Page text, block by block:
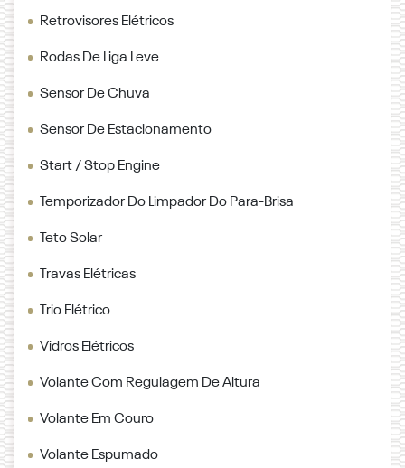
Retrovisores Elétricos
Rodas De Liga Leve
Sensor De Chuva
Sensor De Estacionamento
Start / Stop Engine
Temporizador Do Limpador Do Para-Brisa
Teto Solar
Travas Elétricas
Trio Elétrico
Vidros Elétricos
Volante Com Regulagem De Altura
Volante Em Couro
Volante Espumado